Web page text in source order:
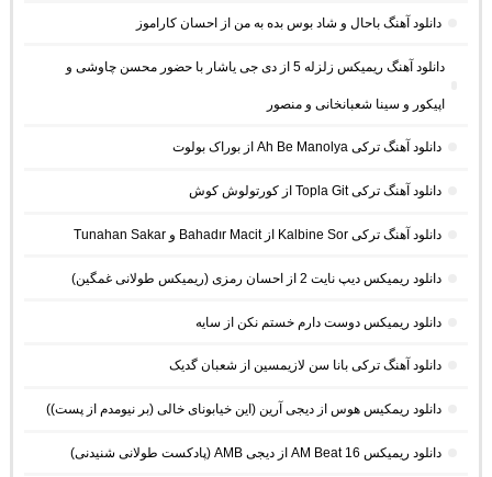
دانلود آهنگ باحال و شاد بوس بده به من از احسان کاراموز
دانلود آهنگ ریمیکس زلزله 5 از دی جی یاشار با حضور محسن چاوشی و
اپیکور و سینا شعبانخانی و منصور
دانلود آهنگ ترکی Ah Be Manolya از بوراک بولوت
دانلود آهنگ ترکی Topla Git از کورتولوش کوش
دانلود آهنگ ترکی Kalbine Sor از Bahadır Macit و Tunahan Sakar
دانلود ریمیکس دیپ نایت 2 از احسان رمزی (ریمیکس طولانی غمگین)
دانلود ریمیکس دوست دارم خستم نکن از سایه
دانلود آهنگ ترکی بانا سن لازیمسین از شعبان گدیک
دانلود ریمکیس هوس از دیجی آرین (این خیابونای خالی (بر نیومدم از پست))
دانلود ریمیکس AM Beat 16 از دیجی AMB (پادکست طولانی شنیدنی)